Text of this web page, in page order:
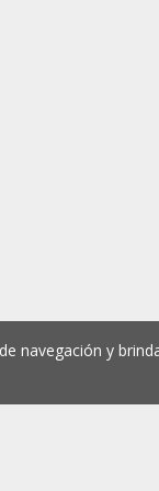
navegación y